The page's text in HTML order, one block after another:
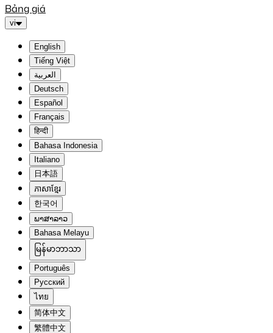
Bảng giá
vi
English
Tiếng Việt
العربية
Deutsch
Español
Français
हिन्दी
Bahasa Indonesia
Italiano
日本語
ភាសាខ្មែរ
한국어
ພາສາລາວ
Bahasa Melayu
မြန်မာဘာသာ
Português
Русский
ไทย
简体中文
繁體中文